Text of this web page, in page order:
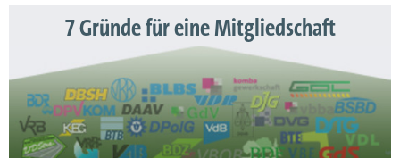
7 Gründe für eine Mitgliedschaft